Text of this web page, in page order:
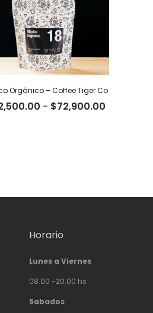
Orgánico – Coffee Tiger Co
- $72,900.00Rango
Horario
Lunes a Viernes
08.00 -20.00 hs
Sabados